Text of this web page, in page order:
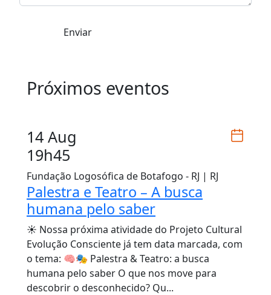
Enviar
Próximos eventos
14 Aug
19h45
Fundação Logosófica de Botafogo - RJ | RJ
Palestra e Teatro – A busca
humana pelo saber
☀️ Nossa próxima atividade do Projeto Cultural
Evolução Consciente já tem data marcada, com
o tema: 🧠🎭 Palestra & Teatro: a busca
humana pelo saber O que nos move para
descobrir o desconhecido? Qu...